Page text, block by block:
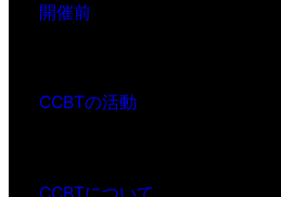
開催前
CCBTの活動